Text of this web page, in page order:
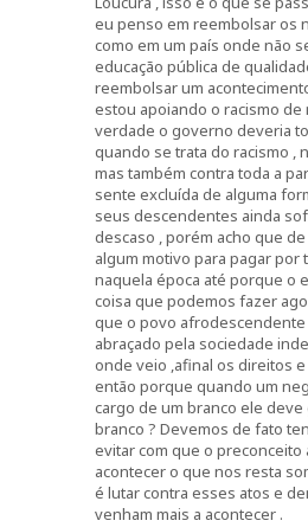
eu penso em reembolsar os
como em um país onde não
educação pública de
reembolsar um
estou apoiando o racismo de
verdade o governo deveria
quando se trata do racismo ,
mas também contra toda a
sente excluída de alguma
seus descendentes ainda
descaso , porém acho que
algum motivo para pagar
naquela época até porque o
coisa que podemos fazer
que o povo afrodescendente
abraçado pela sociedade
onde veio ,afinal os direitos
então porque quando um
cargo de um branco ele
branco ? Devemos de fato
evitar com que o preconceito
acontecer o que nos resta
é lutar contra esses atos e
venham mais a acontecer .